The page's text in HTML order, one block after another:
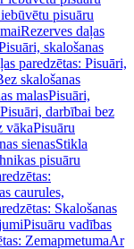
pisuāru
Rezerves daļas
skalošanas
paredzētas: Pisuāri,
skalošanas
malasPisuāri,
darbībai bez
vākaPisuāru
sienasStikla
pisuāru
caurules,
Skalošanas
Pisuāru vadības
ZemapmetumaAr